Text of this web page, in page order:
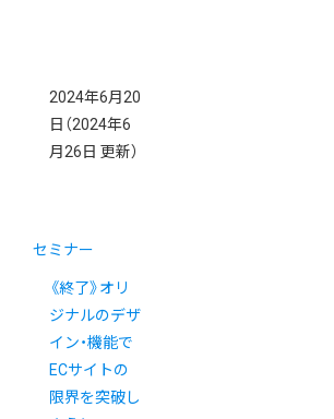
2024年6月20
日 （2024年6
月26日 更新）
セミナー
《終了》オリ
ジナルのデザ
イン・機能で
ECサイトの
限界を突破し